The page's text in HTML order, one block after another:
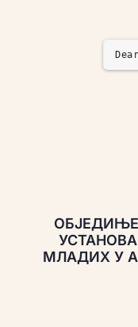
МЛАДИХ У